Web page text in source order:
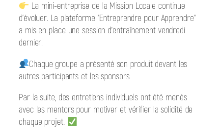
La mini-entreprise de la Mission Locale continue
d’évoluer. La plateforme “Entreprendre pour Apprendre”
a mis en place une session d’entraînement vendredi
dernier.
Chaque groupe a présenté son produit devant les
autres participants et les sponsors.
Par la suite, des entretiens individuels ont été menés
avec les mentors pour motiver et vérifier la solidité de
chaque projet.